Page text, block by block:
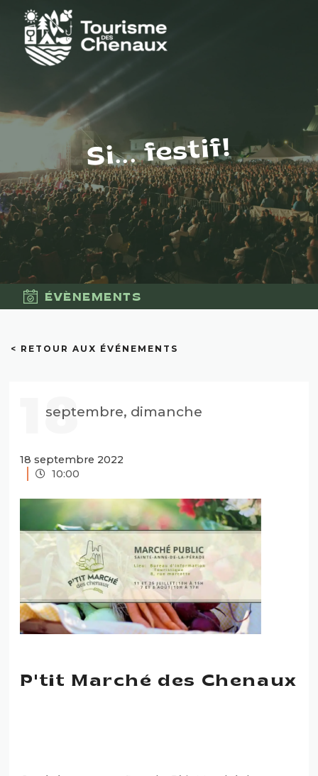
Si... festif!
ÉVÈNEMENTS
< RETOUR AUX ÉVÉNEMENTS
18
septembre, dimanche
18 septembre 2022
10:00
P'tit Marché des Chenaux